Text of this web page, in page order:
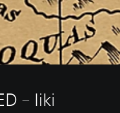
– liki